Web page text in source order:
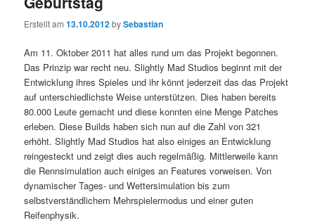
Erstellt am13.10.2012bySebastian
Am 11. Oktober 2011 hat alles rund um das Projekt begonnen.
Das Prinzip war recht neu. Slightly Mad Studios beginnt mit der
Entwicklung ihres Spieles und ihr könnt jederzeit das das Projekt
auf unterschiedlichste Weise unterstützen. Dies haben bereits
80.000 Leute gemacht und diese konnten eine Menge Patches
erleben. Diese Builds haben sich nun auf die Zahl von 321
erhöht. Slightly Mad Studios hat also einiges an Entwicklung
reingesteckt und zeigt dies auch regelmäßig. Mittlerweile kann
die Rennsimulation auch einiges an Features vorweisen. Von
dynamischer Tages- und Wettersimulation bis zum
selbstverständlichem Mehrspielermodus und einer guten
Reifenphysik.